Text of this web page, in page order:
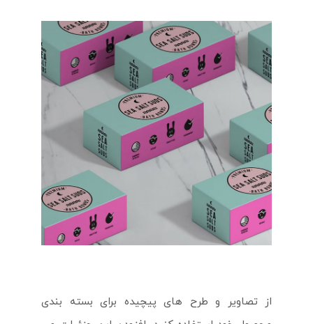
از تصاویر و طرح های پیچیده برای بسته بندی